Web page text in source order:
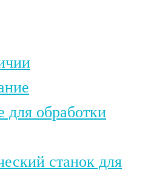
для обработки
станок для